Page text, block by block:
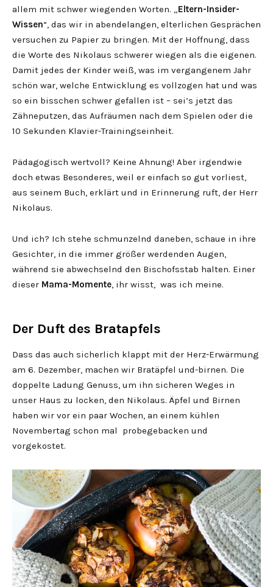
allem mit schwer wiegenden Worten. „Eltern-Insider-
Wissen“, das wir in abendelangen, elterlichen Gesprächen
versuchen zu Papier zu bringen. Mit der Hoffnung, dass
die Worte des Nikolaus schwerer wiegen als die eigenen.
Damit jedes der Kinder weiß, was im vergangenem Jahr
schön war, welche Entwicklung es vollzogen hat und was
so ein bisschen schwer gefallen ist – sei’s jetzt das
Zähneputzen, das Aufräumen nach dem Spielen oder die
10 Sekunden Klavier-Trainingseinheit.
Pädagogisch wertvoll? Keine Ahnung! Aber irgendwie
doch etwas Besonderes, weil er einfach so gut vorliest,
aus seinem Buch, erklärt und in Erinnerung ruft, der Herr
Nikolaus.
Und ich? Ich stehe schmunzelnd daneben, schaue in ihre
Gesichter, in die immer größer werdenden Augen,
während sie abwechselnd den Bischofsstab halten. Einer
dieser Mama-Momente, ihr wisst, was ich meine.
Der Duft des Bratapfels
Dass das auch sicherlich klappt mit der Herz-Erwärmung
am 6. Dezember, machen wir Bratäpfel und-birnen. Die
doppelte Ladung Genuss, um ihn sicheren Weges in
unser Haus zu locken, den Nikolaus. Äpfel und Birnen
haben wir vor ein paar Wochen, an einem kühlen
Novembertag schon mal probegebacken und
vorgekostet.